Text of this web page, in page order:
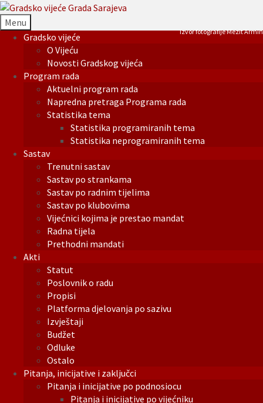
Menu
Gradsko vijeće
O Vijeću
Novosti Gradskog vijeća
Program rada
Aktuelni program rada
Napredna pretraga Programa rada
Statistika tema
Statistika programiranih tema
Statistika neprogramiranih tema
Sastav
Trenutni sastav
Sastav po strankama
Sastav po radnim tijelima
Sastav po klubovima
Vijećnici kojima je prestao mandat
Radna tijela
Prethodni mandati
Akti
Statut
Poslovnik o radu
Propisi
Platforma djelovanja po sazivu
Izvještaji
Budžet
Odluke
Ostalo
Pitanja, inicijative i zaključci
Pitanja i inicijative po podnosiocu
Pitanja i inicijative po vijećniku
Izvor fotografije Mezit Armin